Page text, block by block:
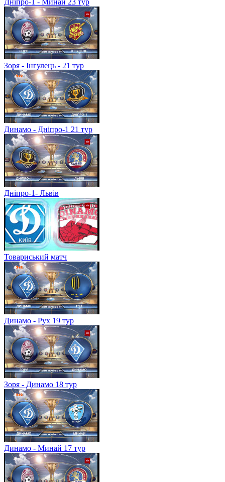
Зоря - Інгулець - 21 тур
Динамо - Дніпро-1 21 тур
Дніпро-1- Львів
Товариський матч
Динамо - Рух 19 тур
Зоря - Динамо 18 тур
Динамо - Минай 17 тур